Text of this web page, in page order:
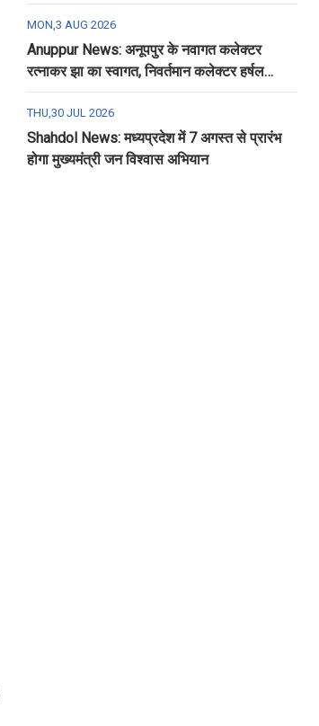
MON,3 AUG 2026
Anuppur News: अनूपपुर के नवागत कलेक्टर
रत्नाकर झा का स्वागत, निवर्तमान कलेक्टर हर्षल
पंचोली को दी गई विदाई
THU,30 JUL 2026
Shahdol News: मध्यप्रदेश में 7 अगस्त से प्रारंभ
होगा मुख्यमंत्री जन विश्वास अभियान